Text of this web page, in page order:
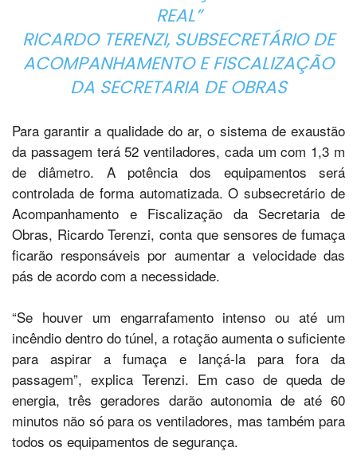
REAL”
RICARDO TERENZI, SUBSECRETÁRIO DE
ACOMPANHAMENTO E FISCALIZAÇÃO
DA SECRETARIA DE OBRAS
Para garantir a qualidade do ar, o sistema de exaustão
da passagem terá 52 ventiladores, cada um com 1,3 m
de diâmetro. A potência dos equipamentos será
controlada de forma automatizada. O subsecretário de
Acompanhamento e Fiscalização da Secretaria de
Obras, Ricardo Terenzi, conta que sensores de fumaça
ficarão responsáveis por aumentar a velocidade das
pás de acordo com a necessidade.
“Se houver um engarrafamento intenso ou até um
incêndio dentro do túnel, a rotação aumenta o suficiente
para aspirar a fumaça e lançá-la para fora da
passagem”, explica Terenzi. Em caso de queda de
energia, três geradores darão autonomia de até 60
minutos não só para os ventiladores, mas também para
todos os equipamentos de segurança.